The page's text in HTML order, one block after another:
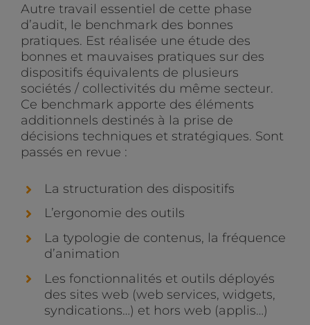
Autre travail essentiel de cette phase
d’audit, le benchmark des bonnes
pratiques. Est réalisée une étude des
bonnes et mauvaises pratiques sur des
dispositifs équivalents de plusieurs
sociétés / collectivités du même secteur.
Ce benchmark apporte des éléments
additionnels destinés à la prise de
décisions techniques et stratégiques. Sont
passés en revue :
La structuration des dispositifs
L’ergonomie des outils
La typologie de contenus, la fréquence
d’animation
Les fonctionnalités et outils déployés
des sites web (web services, widgets,
syndications…) et hors web (applis…)